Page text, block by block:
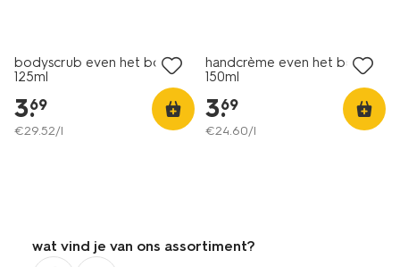
bodyscrub even het bos in
125ml
3.
69
€29.52/l
handcrème even het bos in
150ml
3.
69
€24.60/l
wat vind je van ons assortiment?